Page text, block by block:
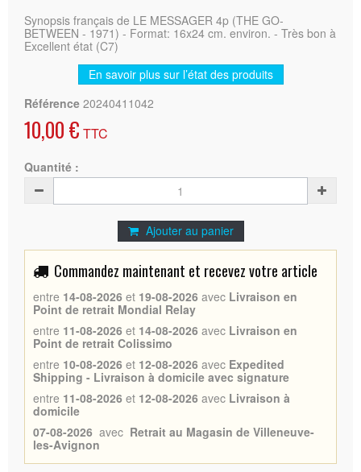
Synopsis français de LE MESSAGER 4p (THE GO-
BETWEEN - 1971) - Format: 16x24 cm. environ. - Très bon à
Excellent état (C7)
En savoir plus sur l’état des produits
Référence 20240411042
10,00 € TTC
Quantité :
Ajouter au panier
Commandez maintenant et recevez votre article
entre 14-08-2026 et 19-08-2026 avec Livraison en
Point de retrait Mondial Relay
entre 11-08-2026 et 14-08-2026 avec Livraison en
Point de retrait Colissimo
entre 10-08-2026 et 12-08-2026 avec Expedited
Shipping - Livraison à domicile avec signature
entre 11-08-2026 et 12-08-2026 avec Livraison à
domicile
07-08-2026 avec Retrait au Magasin de Villeneuve-
les-Avignon